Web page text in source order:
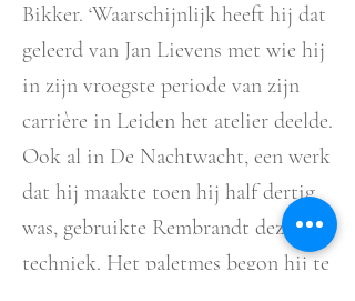
Bikker. ‘Waarschijnlijk heeft hij dat
geleerd van Jan Lievens met wie hij
in zijn vroegste periode van zijn
carrière in Leiden het atelier deelde.
Ook al in De Nachtwacht, een werk
dat hij maakte toen hij half dertig
was, gebruikte Rembrandt deze
techniek. Het paletmes begon hij te